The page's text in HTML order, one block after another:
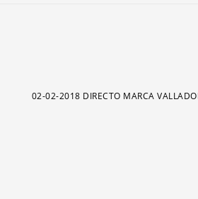
02-02-2018 DIRECTO MARCA